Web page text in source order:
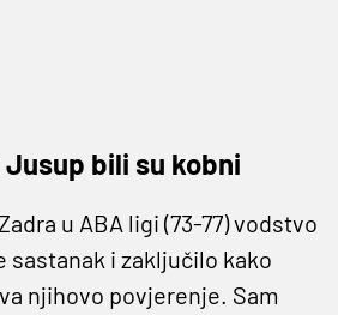
bili su kobni
u ABA ligi (73-77) vodstvo
sastanak i zaključilo kako
njihovo povjerenje. Sam